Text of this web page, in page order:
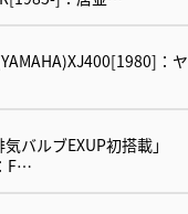
：ヤ
バルブEXUP初搭載」
F…